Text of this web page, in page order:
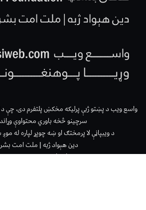
واسع ویب د پښتو ژبې پرلیکه مخکښ پلتفرم دی، چې د
سرچینو څخه باوري محتواوې
د ویبپاڼې لا پرمختګ او ښه چوپړ لپاره له
دین هېواد ژبه | ملت امت
واتساپ: 93790236100+